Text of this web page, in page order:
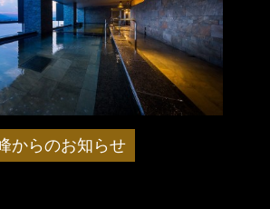
からのお知らせ